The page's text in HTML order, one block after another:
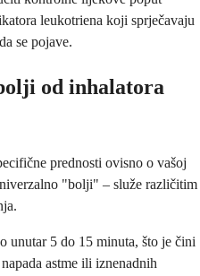
leukotriena koji sprječavaju
se pojave.
od inhalatora
prednosti ovisno o vašoj
"bolji" – služe različitim
unutar 5 do 15 minuta, što je čini
astme ili iznenadnih